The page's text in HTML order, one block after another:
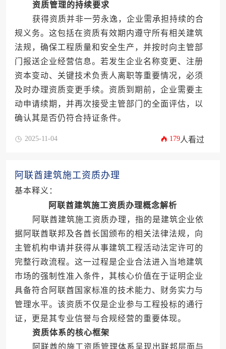
资质管理的持续要求
获得资质并非一劳永逸，企业需承担持续的合
规义务。这包括在资质有效期内遵守所有相关建筑
法规，确保工程质量和安全生产，并按时向主管部
门报送企业经营信息。若发生企业名称变更、注册
资本变动、关键技术负责人离职等重要情况，必须
及时办理资质变更手续。资质到期前，企业需要主
动申请续期，并再次接受主管部门的全面评估，以
确认其是否仍符合持证条件。
2025-11-04 179人看过
阿联酋建筑施工资质办理
基本释义：
阿联酋建筑施工资质办理概念解析
阿联酋建筑施工资质办理，指的是建筑企业依
据阿联酋联邦及各酋长国颁布的相关法律法规，向
主管机构申请并获得从事建筑工程活动法定许可的
完整行政流程。这一过程是企业合法进入当地建筑
市场的强制性准入条件，其核心价值在于证明企业
具备符合阿联酋国家标准的技术能力、财务实力与
管理水平。该资质不仅是企业参与工程投标的通行
证，更是其专业信誉与合规经营的重要体现。
资质体系的核心框架
阿联酋的施工资质管理体系呈现出联邦层面与